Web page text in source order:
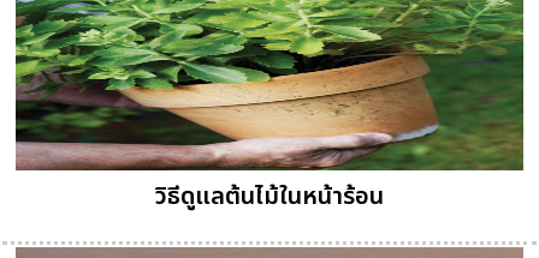
วิธีดูแลต้นไม้ในหน้าร้อน